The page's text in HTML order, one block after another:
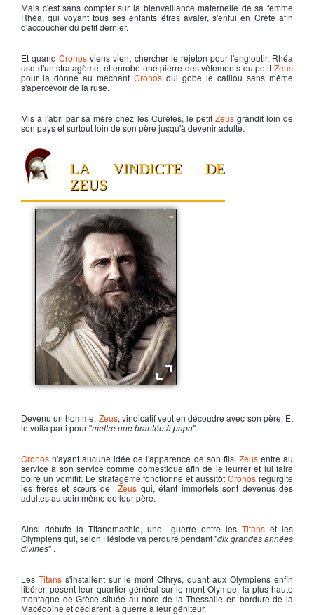
Mais c'est sans compter sur la bienveillance maternelle de sa femme
Rhéa, qui voyant tous ses enfants êtres avaler, s'enfui en Crète afin
d'accoucher du petit dernier.
Et quandCronos viens vient chercher le rejeton pour l'engloutir, Rhéa
use d'un stratagème, et enrobe une pierre des vêtements du petit Zeus
pour la donne au méchant Cronos qui gobe le caillou sans même
s'apercevoir de la ruse.
Mis à l'abri par sa mère chez les Curètes, le petit Zeusgrandit loin de
son pays et surtout loin de son père jusqu'à devenir adulte.
LA VINDICTE DE
ZEUS
Devenu un homme, Zeus, vindicatif veut en découdre avec son père. Et
le voila parti pour "mettre une branlée à papa".
Cronos n'ayant aucune idée de l'apparence de son fils, Zeusentre au
service à son service comme domestique afin de le leurrer et lui faire
boire un vomitif. Le stratagème fonctionne et aussitôtCronos régurgite
les frères et sœurs de Zeus qui, étant immortels sont devenus des
adultes au sein même de leur père.
Ainsi débute la Titanomachie, une guerre entre lesTitans et les
Olympiens qui, selon Hésiode va perduré pendant "dix grandes années
divines" .
Les Titans s'installent sur le mont Othrys, quant aux Olympiens enfin
libérer, posent leur quartier général sur le mont Olympe, la plus haute
montagne de Grèce située au nord de la Thessalie en bordure de la
Macédoine et déclarent la guerre à leur géniteur.